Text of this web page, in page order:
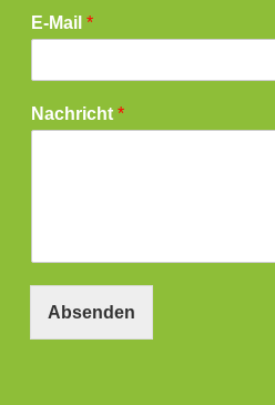
E-Mail *
Nachricht *
Absenden